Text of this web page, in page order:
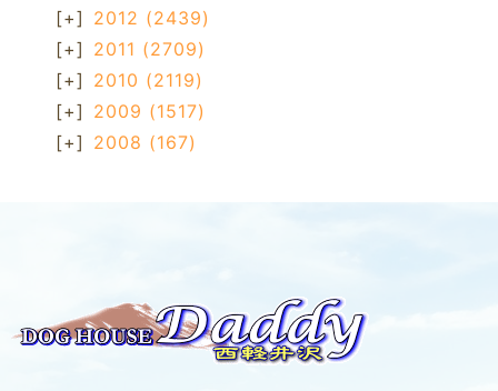
[+] 2012 (2439)
[+] 2011 (2709)
[+] 2010 (2119)
[+] 2009 (1517)
[+] 2008 (167)